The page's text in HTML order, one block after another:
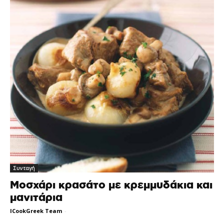
Συνταγή
Μοσχάρι κρασάτο με κρεμμυδάκια και
μανιτάρια
ICookGreek Team -